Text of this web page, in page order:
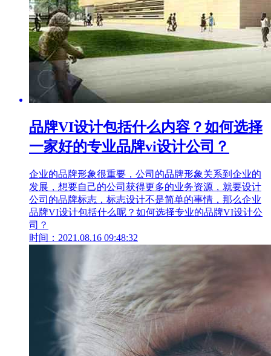
品牌VI设计包括什么内容？如何选择
一家好的专业品牌vi设计公司？
企业的品牌形象很重要，公司的品牌形象关系到企业的
发展，想要自己的公司获得更多的业务资源，就要设计
公司的品牌标志，标志设计不是简单的事情，那么企业
品牌VI设计包括什么呢？如何选择专业的品牌VI设计公
司？
时间：2021.08.16 09:48:32